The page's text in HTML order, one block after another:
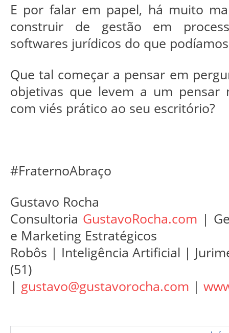
E por falar em papel, há muito
construir de gestão em
softwares jurídicos do que
Que tal começar a pensar em
objetivas que levem a um pensar
com viés prático ao seu escritório?
#FraternoAbraço
Gustavo Rocha
Consultoria GustavoRocha.com |
e Marketing Estratégicos
Robôs | Inteligência Artificial |
(51)
| gustavo@gustavorocha.com |